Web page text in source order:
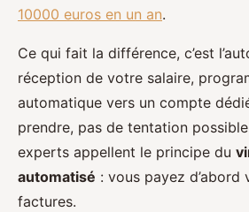
10000 euros en un an.
Ce qui fait la différence, c’est
réception de votre salaire,
automatique vers un compte
prendre, pas de tentation
experts appellent le principe du
automatisé : vous payez
factures.